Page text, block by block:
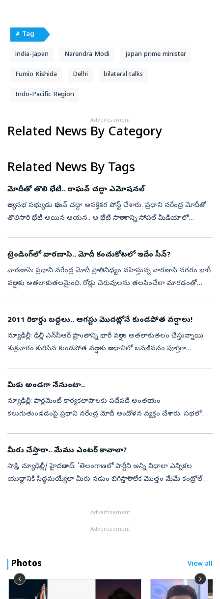
# Tag
india-japan Narendra Modi japan prime minister
Fumio Kishida Delhi bilateral talks
Indo-Pacific Region
Advertisement
Related News By Category
Related News By Tags
మోదీతో తొలి భేటీ.. రాఘవ్‌ చద్దా ఎమోషనల్‌
రాజ్యసభ సభ్యుడు రాఘవ్‌ చద్దా ఆసక్తికర పోస్ట్‌ చేశారు. ప్రధాని నరేంద్ర మోదీతో
తొలిసారి భేటీ అయిన ఆయన.. ఆ భేటీ సారాంశాన్ని సోషల్‌ మీడియాలో
ట్రెండింగ్‌లో వారణాసి.. మోదీ కంచుకోటలో ఇదేం సీన్‌?
వారణాసి: ప్రధాని నరేంద్ర మోదీ ప్రాతినిథ్యం వహిస్తున్న వారణాసి నగరం భారీ
వర్షాలకు అతలాకుతలమైంది. రోడ్లు చెరువులను తలపించేలా మారడంతో
2011 రికార్డు బద్దలు.. ఆగస్టు మొదట్లోనే కుండపోత వర్షాలు!
న్యూఢిల్లీ: ఢిల్లీ ఎన్‌సీఆర్ ప్రాంతాన్ని భారీ వర్షాలు అతలాకుతలం చేస్తున్నాయి.
శుక్రవారం కురిసిన కుండపోత వర్షాలకు రాజధానిలో జనజీవనం పూర్తిగా
మీకు అండగా నేనుంటా..
న్యూఢిల్లీ: పార్లమెంట్‌ కార్యకలాపాలకు పదేపదే అంతరాయం
కలుగుతుండడంపై ప్రధాని నరేంద్ర మోదీ ఆందోళన వ్యక్తం చేశారు. సభలో
మీరు చేస్తారా.. మేము ఎంటర్‌ కావాలా?
సాక్షి, న్యూఢిల్లీ/ హైదరాబాద్‌: ‘తెలంగాణలో పార్టీని అన్ని విధాలా ఎన్నికల
యుద్ధానికి సిద్ధమయ్యేలా మీరు నడుం బిగిస్తారా? లేక మొత్తం మేమే కంట్రోల్‌లోకి
Advertisement
Advertisement
Photos View all